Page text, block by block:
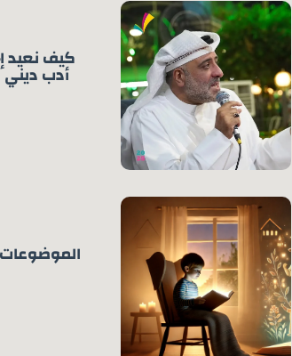
كيف نعيد
أدب